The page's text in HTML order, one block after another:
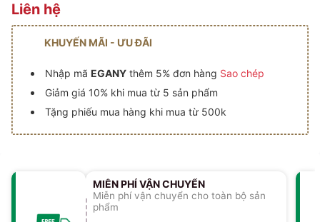
Liên hệ
KHUYẾN MÃI - ƯU ĐÃI
Nhập mã EGANYthêm 5% đơn hàng Sao chép
Giảm giá 10% khi mua từ 5 sản phẩm
Tặng phiếu mua hàng khi mua từ 500k
MIỄN PHÍ VẬN CHUYỂN
Miễn phí vận chuyển cho toàn bộ sản
phẩm